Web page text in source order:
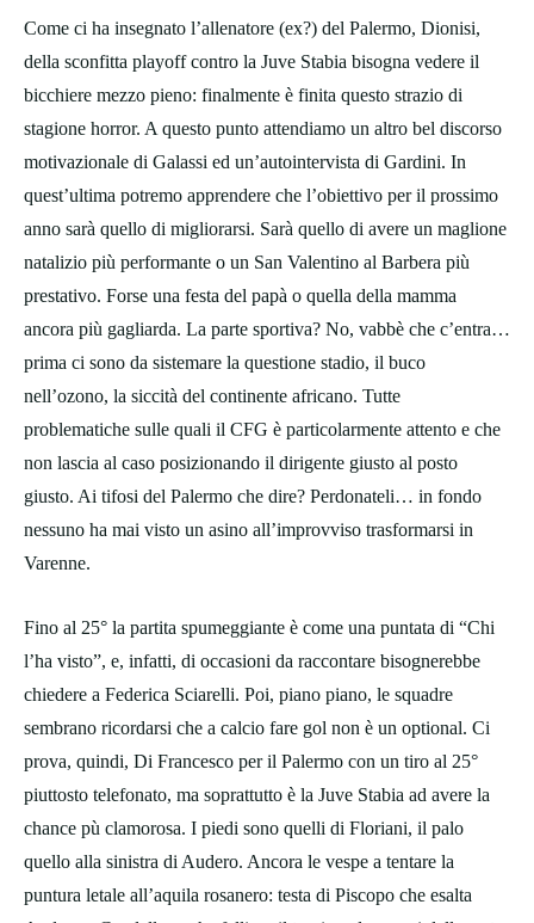
Come ci ha insegnato l’allenatore (ex?) del Palermo, Dionisi,
della sconfitta playoff contro la Juve Stabia bisogna vedere il
bicchiere mezzo pieno: finalmente è finita questo strazio di
stagione horror. A questo punto attendiamo un altro bel discorso
motivazionale di Galassi ed un’autointervista di Gardini. In
quest’ultima potremo apprendere che l’obiettivo per il prossimo
anno sarà quello di migliorarsi. Sarà quello di avere un maglione
natalizio più performante o un San Valentino al Barbera più
prestativo. Forse una festa del papà o quella della mamma
ancora più gagliarda. La parte sportiva? No, vabbè che c’entra…
prima ci sono da sistemare la questione stadio, il buco
nell’ozono, la siccità del continente africano. Tutte
problematiche sulle quali il CFG è particolarmente attento e che
non lascia al caso posizionando il dirigente giusto al posto
giusto. Ai tifosi del Palermo che dire? Perdonateli… in fondo
nessuno ha mai visto un asino all’improvviso trasformarsi in
Varenne.
Fino al 25° la partita spumeggiante è come una puntata di “Chi
l’ha visto”, e, infatti, di occasioni da raccontare bisognerebbe
chiedere a Federica Sciarelli. Poi, piano piano, le squadre
sembrano ricordarsi che a calcio fare gol non è un optional. Ci
prova, quindi, Di Francesco per il Palermo con un tiro al 25°
piuttosto telefonato, ma soprattutto è la Juve Stabia ad avere la
chance pù clamorosa. I piedi sono quelli di Floriani, il palo
quello alla sinistra di Audero. Ancora le vespe a tentare la
puntura letale all’aquila rosanero: testa di Piscopo che esalta